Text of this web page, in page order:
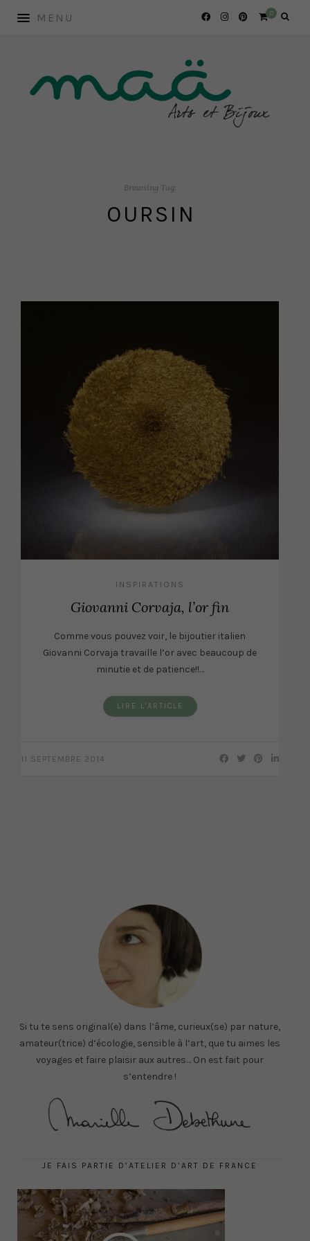
0
Browsing Tag:
OURSIN
INSPIRATIONS
Giovanni Corvaja, l’or fin
Comme vous pouvez voir, le bijoutier italien
Giovanni Corvaja travaille l’or avec beaucoup de
minutie et de patience!!…
LIRE L'ARTICLE
11 SEPTEMBRE 2014
Si tu te sens original(e) dans l’âme, curieux(se) par nature,
amateur(trice) d’écologie, sensible à l’art, que tu aimes les
voyages et faire plaisir aux autres… On est fait pour
s’entendre !
JE FAIS PARTIE D’ATELIER D’ART DE FRANCE